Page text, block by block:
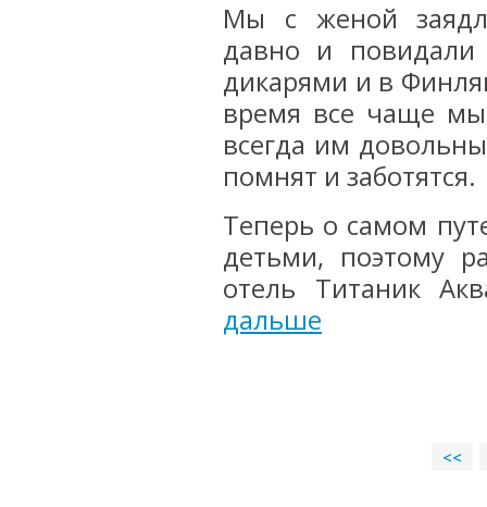
Мы с женой
давно и
дикарями и в
время все чаще мы
всегда им
помнят и заботятся.
Теперь о самом
детьми, поэтому
отель Титаник
дальше
<<